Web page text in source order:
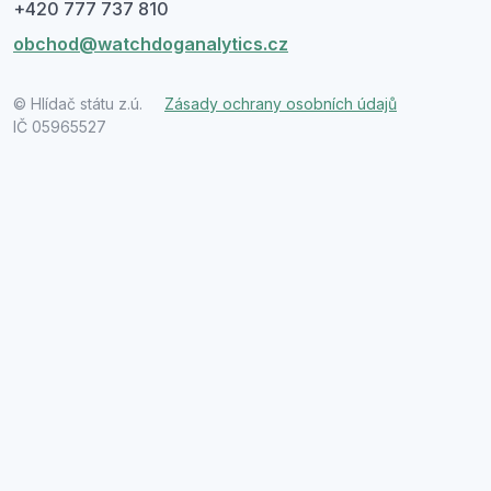
+420 777 737 810
obchod@watchdoganalytics.cz
© Hlídač státu z.ú. Zásady ochrany osobních údajů
IČ 05965527